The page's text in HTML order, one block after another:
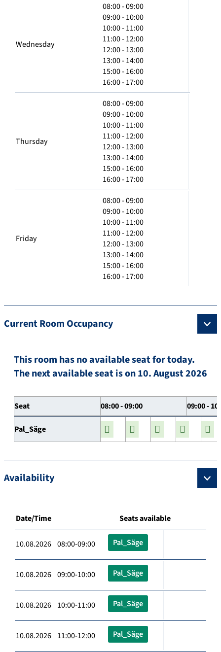
Wednesday
08:00 - 09:00
09:00 - 10:00
10:00 - 11:00
11:00 - 12:00
12:00 - 13:00
13:00 - 14:00
15:00 - 16:00
16:00 - 17:00
Thursday
08:00 - 09:00
09:00 - 10:00
10:00 - 11:00
11:00 - 12:00
12:00 - 13:00
13:00 - 14:00
15:00 - 16:00
16:00 - 17:00
Friday
08:00 - 09:00
09:00 - 10:00
10:00 - 11:00
11:00 - 12:00
12:00 - 13:00
13:00 - 14:00
15:00 - 16:00
16:00 - 17:00
Current Room Occupancy
This room has no available seat for today.
The next available seat is on 10. August 2026
Seat 08:00 - 09:00 09:00 -
Pal_Säge
Availability
Date/Time Seats available
10.08.2026 08:00-09:00 Pal_Säge
10.08.2026 09:00-10:00 Pal_Säge
10.08.2026 10:00-11:00 Pal_Säge
10.08.2026 11:00-12:00 Pal_Säge